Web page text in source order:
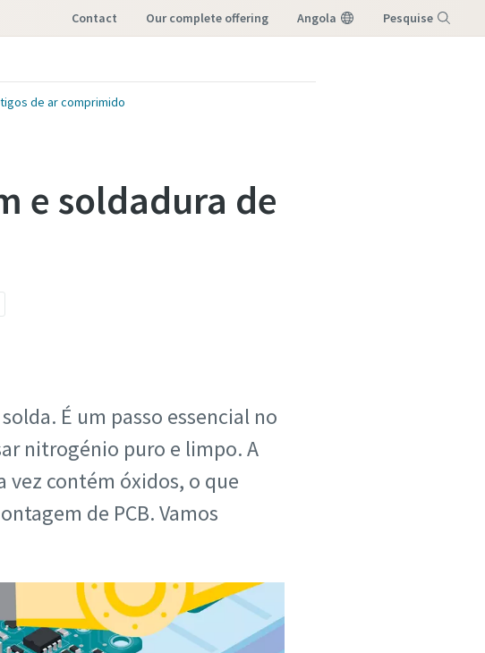
Contact our complete offering Angola Pesquise
de ar comprimido
e soldadura de
É um passo essencial no
nitrogénio puro e limpo. A
vez contém óxidos, o que
de PCB. Vamos